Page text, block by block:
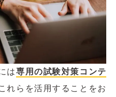
は専用の試験対策コンテ
れらを活用することをお